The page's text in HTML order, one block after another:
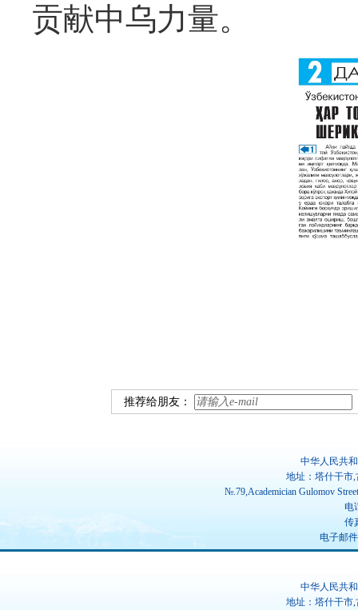
贡献中乌力量。
推荐给朋友：
中华人民共
地址：塔什干市
№.79,Academician Gulomov
电
传
电子邮件
中华人民共
地址：塔什干市